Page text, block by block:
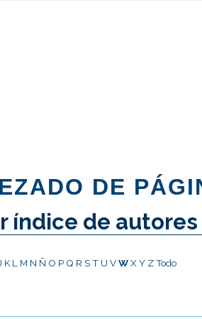
índice de autores
K L M N Ñ O P Q R ST U VWXY ZTodo